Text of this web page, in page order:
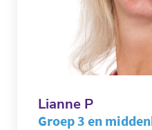
Lianne P
Groep 3 en